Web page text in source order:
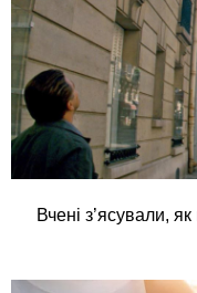
Вчені з’ясували,